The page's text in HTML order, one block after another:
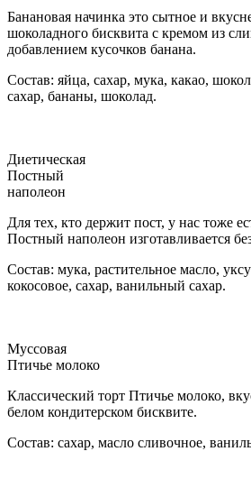
Банановая начинка это сытное и
шоколадного бисквита с кремом из
добавлением кусочков банана.
Состав: яйца, сахар, мука, какао,
сахар, бананы, шоколад.
Диетическая
Постный
наполеон
Для тех, кто держит пост, у нас тоже
Постный наполеон изготавливается
Состав: мука, растительное масло,
кокосовое, сахар, ванильный сахар.
Муссовая
Птичье молоко
Классический торт Птичье молоко,
белом кондитерском бисквите.
Состав: сахар, масло сливочное,